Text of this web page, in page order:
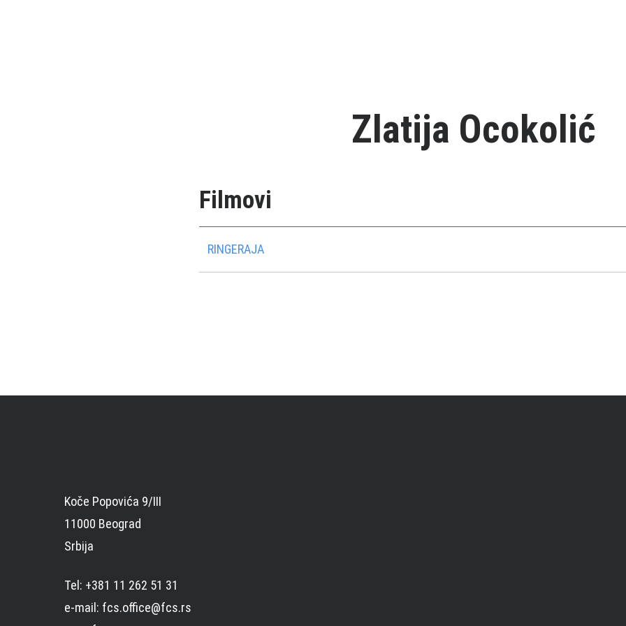
Zlatija Ocokolić
Filmovi
RINGERAJA
Koče Popovića 9/III
11000 Beograd
Srbija
Tel: +381 11 262 51 31
e-mail: fcs.office@fcs.rs